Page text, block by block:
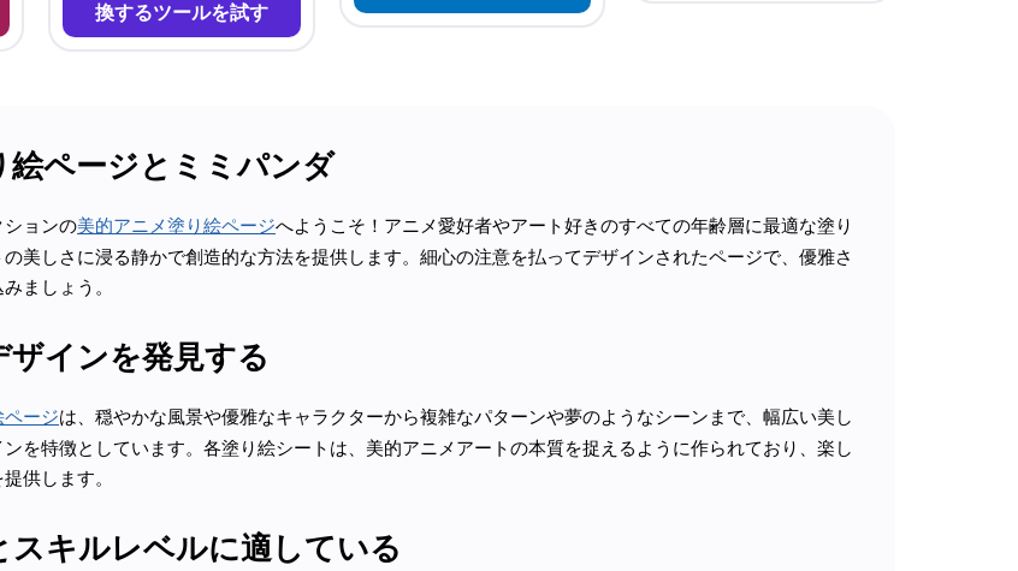
換するツールを試す
絵ページとミミパンダ
ションの美的アニメ塗り絵ページへようこそ！アニメ愛好者やアート好きのすべての年齢層に最適な塗り
美しさに浸る静かで創造的な方法を提供します。細心の注意を払ってデザインされたページで、優雅さ
ましょう。
インを発見する
ージは、穏やかな風景や優雅なキャラクターから複雑なパターンや夢のようなシーンまで、幅広い美し
を特徴としています。各塗り絵シートは、美的アニメアートの本質を捉えるように作られており、楽し
供します。
スキルレベルに適している